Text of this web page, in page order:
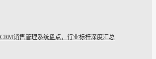
销售管理系统盘点，行业标杆深度汇总